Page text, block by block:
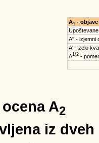
A1 - objave
A'' - izjemni
A' - zelo
A1/2-
A2
iz